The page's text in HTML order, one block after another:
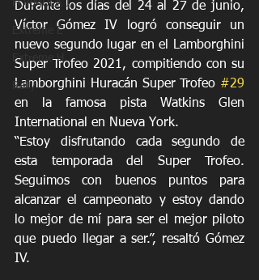
FORMULA 1
Extreme E
Extreme H
Rally
Durante los días del 24 al 27 de junio,
Víctor Gómez IV logró conseguir un
nuevo segundo lugar en el Lamborghini
Super Trofeo 2021, compitiendo con su
Lamborghini Huracán Super Trofeo #29
en la famosa pista Watkins Glen
International en Nueva York.
“Estoy disfrutando cada segundo de
esta temporada del Super Trofeo.
Seguimos con buenos puntos para
alcanzar el campeonato y estoy dando
lo mejor de mí para ser el mejor piloto
que puedo llegar a ser.”, resaltó Gómez
IV.